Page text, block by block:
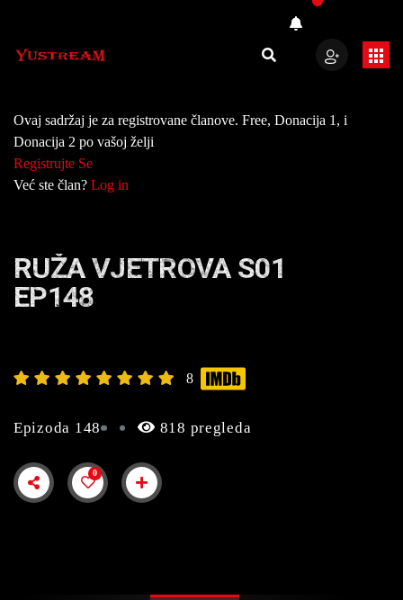
Ovaj sadržaj je za registrovane članove. Free, Donacija 1, i
Donacija 2 po vašoj želji
Registrujte Se
Već ste član? Log in
RUŽA VJETROVA S01
EP148
8
Epizoda 148 818 pregleda
0